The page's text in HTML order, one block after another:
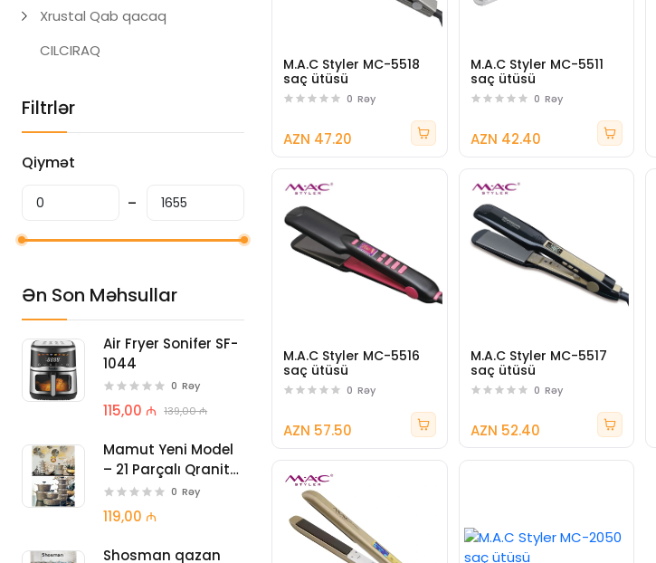
Xrustal Qab qacaq
CILCIRAQ
Filtrlər
Qiymət
Ən Son Məhsullar
Air Fryer Sonifer SF-
1044
0 Rəy
115,00 ₼ 139,00 ₼
Mamut Yeni Model
– 21 Parçalı Qranit
Qazan Seti
0 Rəy
119,00 ₼
Shosman qazan
M.A.C Styler MC-5518
saç ütüsü
0 Rəy
AZN 47.20
M.A.C Styler MC-5511
saç ütüsü
0 Rəy
AZN 42.40
M.A.C Styler MC-5516
saç ütüsü
0 Rəy
AZN 57.50
M.A.C Styler MC-5517
saç ütüsü
0 Rəy
AZN 52.40